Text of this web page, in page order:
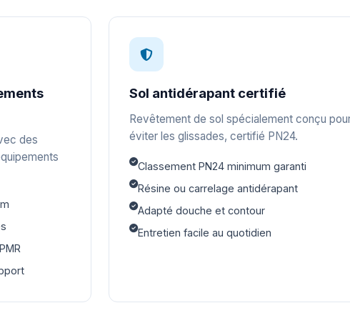
des
Sol antidérapant certifié
Revêtement de sol spécialement conçu
éviter les glissades, certifié PN24.
Classement PN24 minimum garanti
Résine ou carrelage antidérapant
Adapté douche et contour
Entretien facile au quotidien